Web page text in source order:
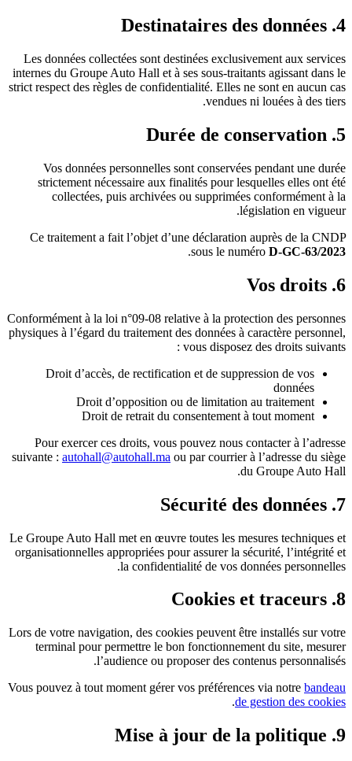
4. Destinataires des données
Les données collectées sont destinées exclusivement aux services
internes du Groupe Auto Hall et à ses sous-traitants agissant dans le
strict respect des règles de confidentialité. Elles ne sont en aucun cas
vendues ni louées à des tiers.
5. Durée de conservation
Vos données personnelles sont conservées pendant une durée
strictement nécessaire aux finalités pour lesquelles elles ont été
collectées, puis archivées ou supprimées conformément à la
législation en vigueur.
Ce traitement a fait l’objet d’une déclaration auprès de la CNDP
sous le numéro D-GC-63/2023
.
6. Vos droits
Conformément à la loi n°09-08 relative à la protection des personnes
physiques à l’égard du traitement des données à caractère personnel,
vous disposez des droits suivants :
Droit d’accès, de rectification et de suppression de vos
données
Droit d’opposition ou de limitation au traitement
Droit de retrait du consentement à tout moment
Pour exercer ces droits, vous pouvez nous contacter à l’adresse
suivante : autohall@autohall.ma ou par courrier à l’adresse du siège
du Groupe Auto Hall.
7. Sécurité des données
Le Groupe Auto Hall met en œuvre toutes les mesures techniques et
organisationnelles appropriées pour assurer la sécurité, l’intégrité et
la confidentialité de vos données personnelles.
8. Cookies et traceurs
Lors de votre navigation, des cookies peuvent être installés sur votre
terminal pour permettre le bon fonctionnement du site, mesurer
l’audience ou proposer des contenus personnalisés.
Vous pouvez à tout moment gérer vos préférences via notre bandeau
de gestion des cookies
.
9. Mise à jour de la politique